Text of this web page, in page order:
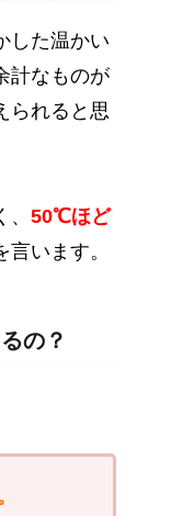
した温かい
計なものが
られると思
50℃ほど
言います。
の？